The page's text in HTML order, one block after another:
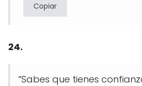
Copiar
24.
“Sabes que tienes